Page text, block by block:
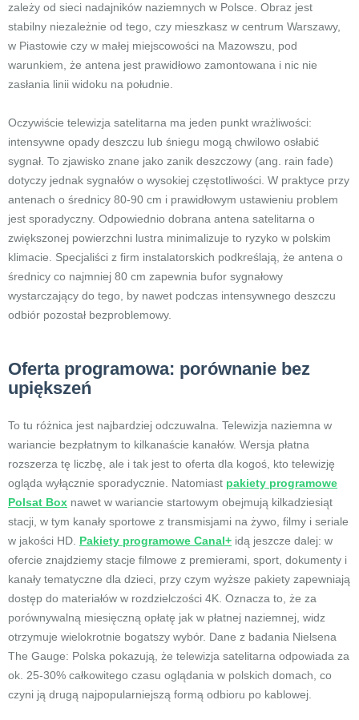
zależy od sieci nadajników naziemnych w Polsce. Obraz jest
stabilny niezależnie od tego, czy mieszkasz w centrum Warszawy,
w Piastowie czy w małej miejscowości na Mazowszu, pod
warunkiem, że antena jest prawidłowo zamontowana i nic nie
zasłania linii widoku na południe.
Oczywiście telewizja satelitarna ma jeden punkt wrażliwości:
intensywne opady deszczu lub śniegu mogą chwilowo osłabić
sygnał. To zjawisko znane jako zanik deszczowy (ang. rain fade)
dotyczy jednak sygnałów o wysokiej częstotliwości. W praktyce przy
antenach o średnicy 80-90 cm i prawidłowym ustawieniu problem
jest sporadyczny. Odpowiednio dobrana antena satelitarna o
zwiększonej powierzchni lustra minimalizuje to ryzyko w polskim
klimacie. Specjaliści z firm instalatorskich podkreślają, że antena o
średnicy co najmniej 80 cm zapewnia bufor sygnałowy
wystarczający do tego, by nawet podczas intensywnego deszczu
odbiór pozostał bezproblemowy.
Oferta programowa: porównanie bez
upiększeń
To tu różnica jest najbardziej odczuwalna. Telewizja naziemna w
wariancie bezpłatnym to kilkanaście kanałów. Wersja płatna
rozszerza tę liczbę, ale i tak jest to oferta dla kogoś, kto telewizję
ogląda wyłącznie sporadycznie. Natomiast pakiety programowe
Polsat Box nawet w wariancie startowym obejmują kilkadziesiąt
stacji, w tym kanały sportowe z transmisjami na żywo, filmy i seriale
w jakości HD. Pakiety programowe Canal+ idą jeszcze dalej: w
ofercie znajdziemy stacje filmowe z premierami, sport, dokumenty i
kanały tematyczne dla dzieci, przy czym wyższe pakiety zapewniają
dostęp do materiałów w rozdzielczości 4K. Oznacza to, że za
porównywalną miesięczną opłatę jak w płatnej naziemnej, widz
otrzymuje wielokrotnie bogatszy wybór. Dane z badania Nielsena
The Gauge: Polska pokazują, że telewizja satelitarna odpowiada za
ok. 25-30% całkowitego czasu oglądania w polskich domach, co
czyni ją drugą najpopularniejszą formą odbioru po kablowej.